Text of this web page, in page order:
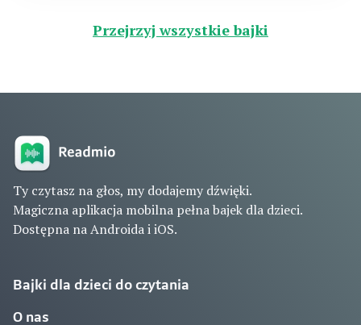
Przejrzyj wszystkie bajki
Ty czytasz na głos, my dodajemy dźwięki.
Magiczna aplikacja mobilna pełna bajek dla dzieci.
Dostępna na Androida i iOS.
Bajki dla dzieci do czytania
O nas